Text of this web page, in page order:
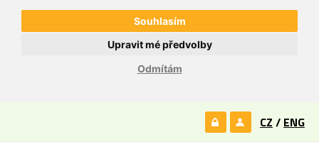
Souhlasím
Odmítám
Upravit mé předvolby
CZ / ENG